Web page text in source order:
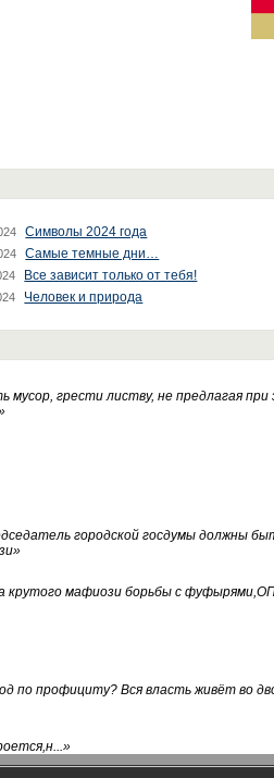
Символы 2024 года
Самые темные дни…
Все зависит только от тебя!
Человек и природа
грести листву, не предлагая
городской госдумы должны
»
крутого мафиози борьбы с
по профициту? Вся власть живёт во
»